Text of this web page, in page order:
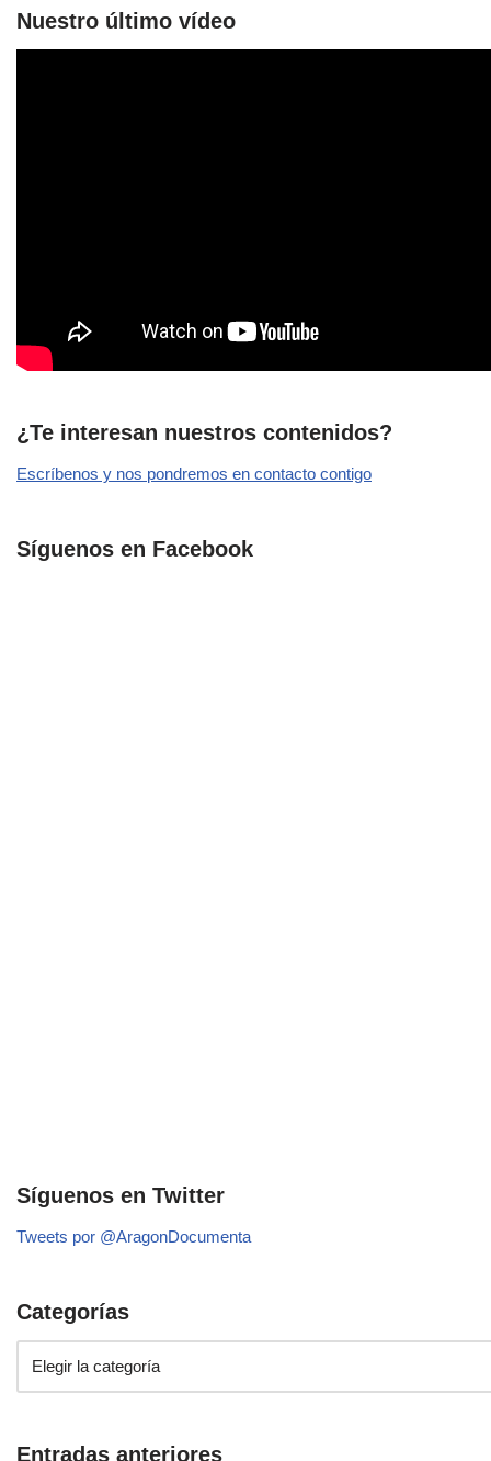
Nuestro último vídeo
¿Te interesan nuestros contenidos?
Escríbenos y nos pondremos en contacto contigo
Síguenos en Facebook
Síguenos en Twitter
Tweets por @AragonDocumenta
Categorías
Entradas anteriores